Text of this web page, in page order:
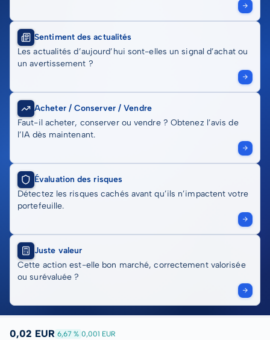
Sentiment des actualités
Les actualités d’aujourd’hui sont-elles un signal d’achat ou
un avertissement ?
Acheter / Conserver / Vendre
Faut-il acheter, conserver ou vendre ? Obtenez l’avis de
l’IA dès maintenant.
Évaluation des risques
Détectez les risques cachés avant qu’ils n’impactent votre
portefeuille.
Juste valeur
Cette action est-elle bon marché, correctement valorisée
ou surévaluée ?
0,02 EUR 6,67 % 0,001 EUR